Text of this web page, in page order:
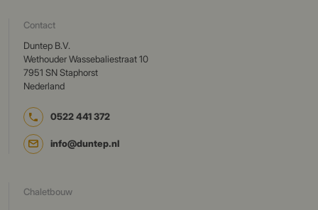
Contact
Duntep B.V.
Wethouder Wassebaliestraat 10
7951 SN Staphorst
Nederland
0522 441 372
info@duntep.nl
Chaletbouw